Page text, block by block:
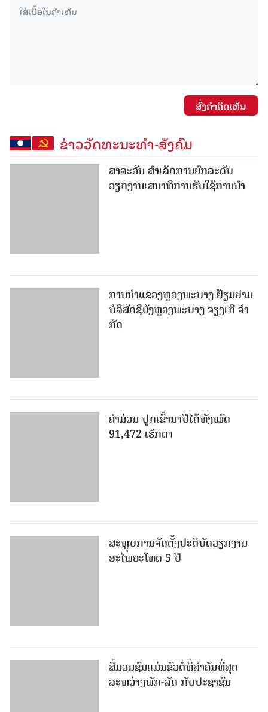
ສົ່ງຄໍາຄິດເຫັນ
ຂ່າວວັດທະນະທຳ-ສັງຄົມ
ສາລະວັນ ສໍາເລັດການຍົກລະດັບ
ວຽກງານເສນາທິການຮັບໃຊ້ການນໍາ
ການນຳແຂວງຫຼວງພະບາງ ຢ້ຽມ​ຢາມ
ບໍ​ລິ​ສັດຊີມັງຫຼວງພະບາງ ຈຽງເກີ ຈໍາ
ກັດ
ຄໍາມ່ວນ ປູກເຂົ້ານາປີໄດ້ທັງໝົດ
91,472 ເຮັກຕາ
ສະຫຼຸບການຈັດຕັ້ງປະຕິບັດວຽກງານ
ອະໄພຍະໂທດ 5 ປີ
ສື່ມວນຊົນແມ່ນຂົວຕໍ່ທີ່ສໍາຄັນທີ່ສຸດ
ລະຫວ່າງພັກ-ລັດ ກັບປະຊາຊົນ